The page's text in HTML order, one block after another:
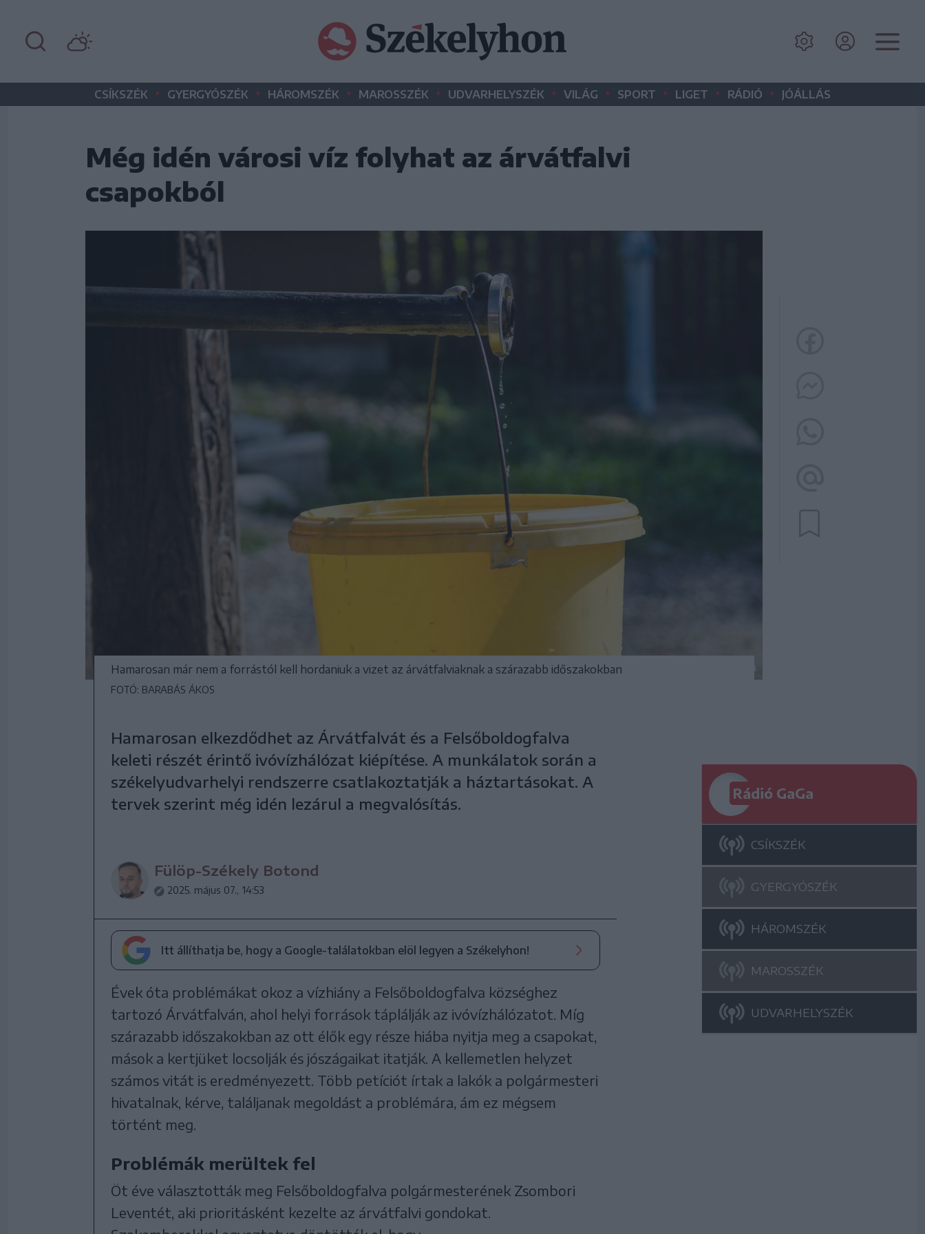
CSÍKSZÉK • GYERGYÓSZÉK • HÁROMSZÉK • MAROSSZÉK • UDVARHELYSZÉK • VILÁG • SPORT • LIGET • RÁDIÓ • JÓÁLLÁS
Még idén városi víz folyhat az árvátfalvi
csapokból
Hamarosan már nem a forrástól kell hordaniuk a vizet az árvátfalviaknak a szárazabb időszakokban
FOTÓ: BARABÁS ÁKOS
Hamarosan elkezdődhet az Árvátfalvát és a Felsőboldogfalva
keleti részét érintő ivóvízhálózat kiépítése. A munkálatok során a
székelyudvarhelyi rendszerre csatlakoztatják a háztartásokat. A
tervek szerint még idén lezárul a megvalósítás.
Fülöp-Székely Botond
2025. május 07., 14:53
Itt állíthatja be, hogy a Google-találatokban elöl legyen a Székelyhon!
Évek óta problémákat okoz a vízhiány a Felsőboldogfalva községhez
tartozó Árvátfalván, ahol helyi források táplálják az ivóvízhálózatot. Míg
szárazabb időszakokban az ott élők egy része hiába nyitja meg a csapokat,
mások a kertjüket locsolják és jószágaikat itatják. A kellemetlen helyzet
számos vitát is eredményezett. Több petíciót írtak a lakók a polgármesteri
hivatalnak, kérve, találjanak megoldást a problémára, ám ez mégsem
történt meg.
Problémák merültek fel
Öt éve választották meg Felsőboldogfalva polgármesterének Zsombori
Leventét, aki prioritásként kezelte az árvátfalvi gondokat.
Rádió GaGa
CSÍKSZÉK
GYERGYÓSZÉK
HÁROMSZÉK
MAROSSZÉK
UDVARHELYSZÉK